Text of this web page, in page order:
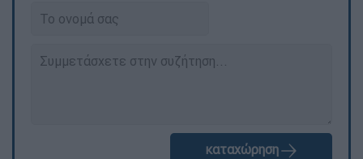
καταχώρηση